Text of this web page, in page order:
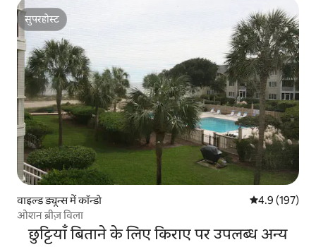
सुपरहोस्ट
सुपरहोस्ट
वाइल्ड ड्यून्स में कॉन्डो औसत रेटिंग 5 में
4.9 (197)
ओशन ब्रीज़ विला
छुट्टियाँ बिताने के लिए किराए पर उपलब्ध अन्य